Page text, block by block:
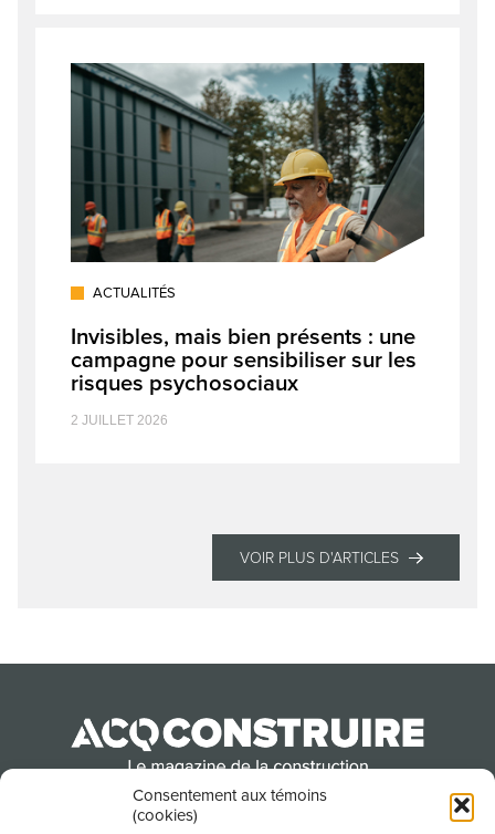
Consentement aux témoins
(cookies)
ACTUALITÉS
Invisibles, mais bien présents : une
campagne pour sensibiliser sur les
risques psychosociaux
2 JUILLET 2026
VOIR PLUS D'ARTICLES